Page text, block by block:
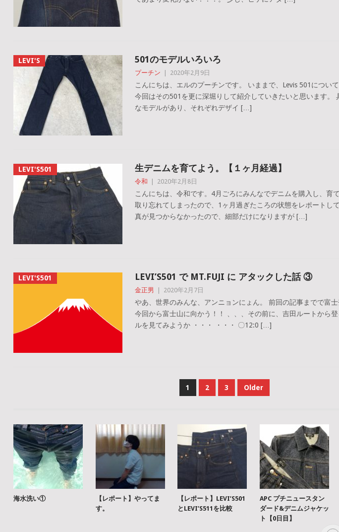
LEVI'S 501のモデルいろいろ
プーチン 2020年2月9日
こんにちは、エルのプーチンです。 いままで、Levis 501につい
今回はその501を更に深堀りして紹介していきたいと思います。
なモデルがあり、それぞれデザイ […]
LEVI'S501 生デニムを育てよう。【１ヶ月経過】
令和 2020年2月8日
こんにちは、令和です。4月ごろにみんなでデニムを購入し、育
取り忘れてしまったので、1ヶ月過ぎたころの状態をレポートし
真が見つからなかったので、細部だけになりますが […]
LEVI'S501 LEVI’S501 で MT.FUJI に アタックした話 ③
金正男 2020年2月7日
やあ、世界のみんな、アンニョンにょん。 前回の記事までで富
今回から富士山に向かう！！ 、、、その前に、吉田ルートから
ルを見てみようか ・・・ ・・・ 〇12:0 […]
ビ
ゲ
ー
シ
ョ
1 2 3 Older
海水洗い①
【レポート】やってま
す。
【レポート】LEVI’S501
とLEVI’S511を比較
APC プチニュースタン
ダード&デニムジャケッ
ト【0日目】